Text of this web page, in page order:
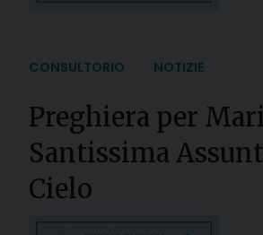
CONSULTORIO NOTIZIE
Preghiera per
Santissima
Cielo